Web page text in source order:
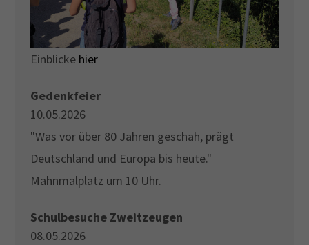
Einblicke hier
Gedenkfeier
10.05.2026
"Was vor über 80 Jahren geschah, prägt
Deutschland und Europa bis heute."
Mahnmalplatz um 10 Uhr.
Schulbesuche Zweitzeugen
08.05.2026